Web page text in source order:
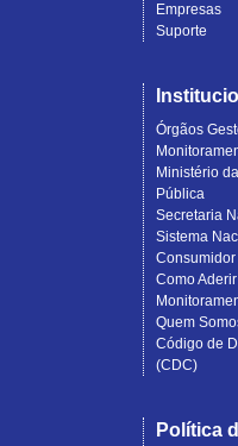
Empresas
Suporte
Órgãos
Ministério
Pública
Secretaria
Sistema
Consumidor
Como
Quem
Código de
(CDC)
Política